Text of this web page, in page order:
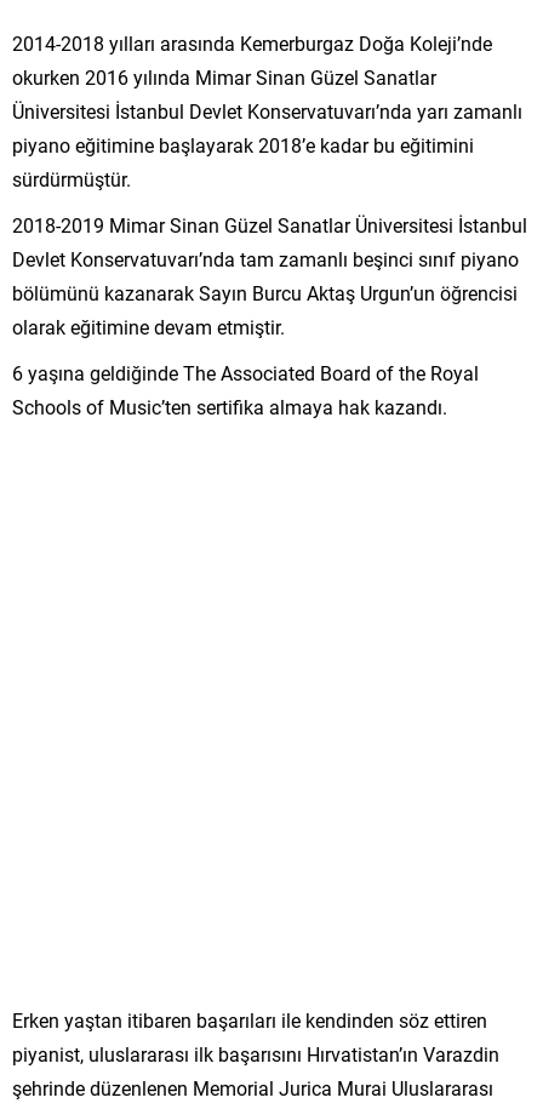
2014-2018 yılları arasında Kemerburgaz Doğa Koleji’nde
okurken 2016 yılında Mimar Sinan Güzel Sanatlar
Üniversitesi İstanbul Devlet Konservatuvarı’nda yarı zamanlı
piyano eğitimine başlayarak 2018’e kadar bu eğitimini
sürdürmüştür.
2018-2019 Mimar Sinan Güzel Sanatlar Üniversitesi İstanbul
Devlet Konservatuvarı’nda tam zamanlı beşinci sınıf piyano
bölümünü kazanarak Sayın Burcu Aktaş Urgun’un öğrencisi
olarak eğitimine devam etmiştir.
6 yaşına geldiğinde The Associated Board of the Royal
Schools of Music’ten sertifika almaya hak kazandı.
Erken yaştan itibaren başarıları ile kendinden söz ettiren
piyanist, uluslararası ilk başarısını Hırvatistan’ın Varazdin
şehrinde düzenlenen Memorial Jurica Murai Uluslararası